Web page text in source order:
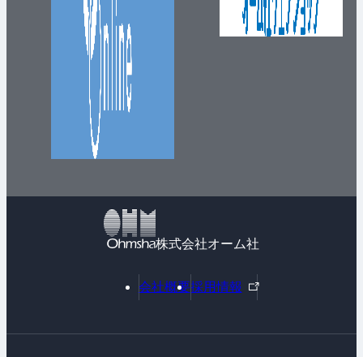
株式会社オーム社
会社概要採用情報
外
部
ン